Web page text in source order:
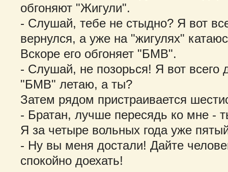
обгоняют "Жигули".
- Слушай, тебе не стыдно? Я вот
вернулся, а уже на "жигулях"
Вскоре его обгоняет "БМВ".
- Слушай, не позорься! Я вот всего
"БМВ" летаю, а ты?
Затем рядом пристраивается
- Братан, лучше пересядь ко мне -
Я за четыре вольных года уже
- Ну вы меня достали! Дайте
спокойно доехать!